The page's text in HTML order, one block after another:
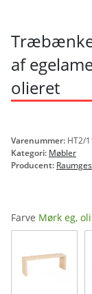
af
olieret
Varenummer: HT2/
Kategori: Møbler
Producent:
Farve Mørk eg,